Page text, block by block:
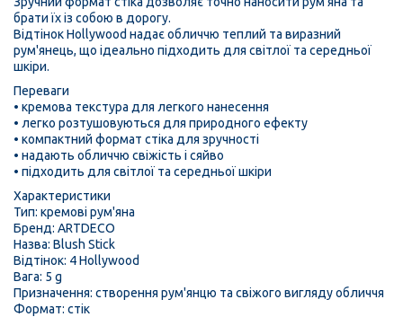
брати їх із собою в дорогу.
Відтінок Hollywood надає обличчю теплий та виразний
рум'янець, що ідеально підходить для світлої та середньої
шкіри.
Переваги
• кремова текстура для легкого нанесення
• легко розтушовуються для природного ефекту
• компактний формат стіка для зручності
• надають обличчю свіжість і сяйво
• підходить для світлої та середньої шкіри
Характеристики
Тип: кремові рум'яна
Бренд: ARTDECO
Назва: Blush Stick
Відтінок: 4 Hollywood
Вага: 5 g
Призначення: створення рум'янцю та свіжого вигляду обличчя
Формат: стік